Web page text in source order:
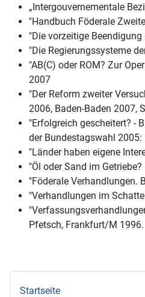
„Intergouvernementale
"Handbuch Föderale
"Die vorzeitige
"Die Regierungssysteme
"AB(C) oder ROM? Zur
2007
"Der Reform zweiter
2006, Baden-Baden 2007,
"Erfolgreich gescheitert? -
der Bundestagswahl 2005:
"Länder haben eigene
"Öl oder Sand im
"Föderale Verhandlungen.
"Verhandlungen im
Pfetsch, Frankfurt/M 1996.
Startseite